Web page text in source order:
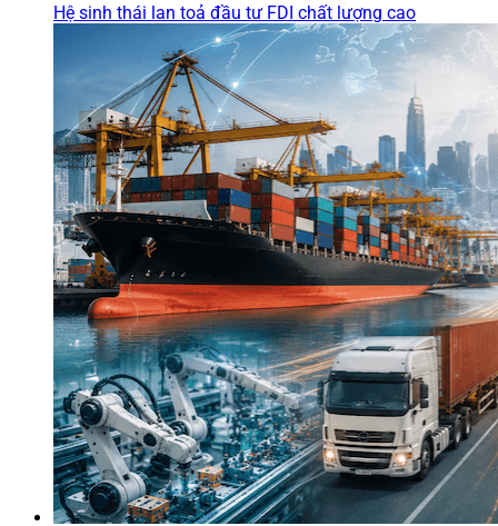
Hệ sinh thái lan toả đầu tư FDI chất lượng cao